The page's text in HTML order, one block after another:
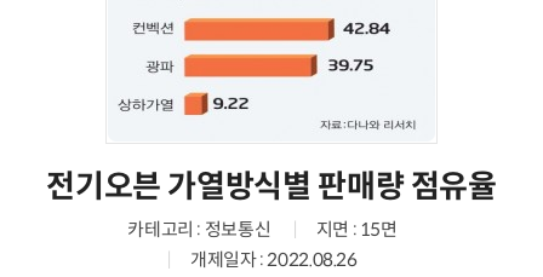
전기오븐 가열방식별 판매량 점유율
카테고리 : 정보통신
지면 : 15면
개제일자 : 2022.08.26